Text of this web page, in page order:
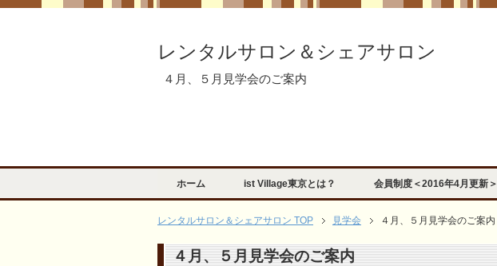
レンタルサロン＆シェアサロン
４月、５月見学会のご案内
ホーム ist Village東京とは？ 会員制度＜2016年4月更新＞
レンタルサロン＆シェアサロン TOP 見学会 ４月、５月見学会のご案内
４月、５月見学会のご案内